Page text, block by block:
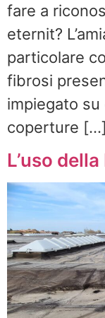
fare a
eternit?
particolare
fibrosi
impiegato
coperture […]
L’uso